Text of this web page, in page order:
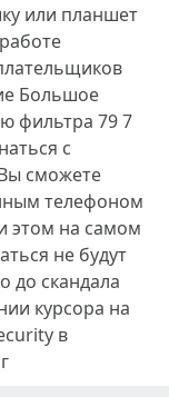
или планшет
Большое
фильтра 79 7
с
сможете
телефоном
этом на самом
не будут
до скандала
курсора на
в